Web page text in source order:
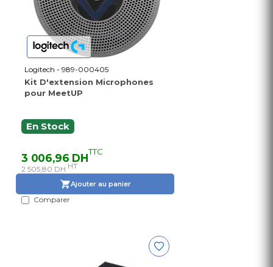
Logitech - 989-000405
Kit D'extension Microphones
pour MeetUP
En Stock
3 006,96 DHTTC
2 505,80 DH HT
Ajouter au panier
Comparer